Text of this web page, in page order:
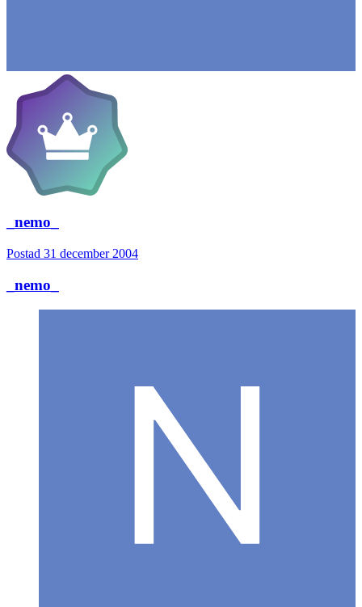
_nemo_
Postad 31 december 2004
_nemo_